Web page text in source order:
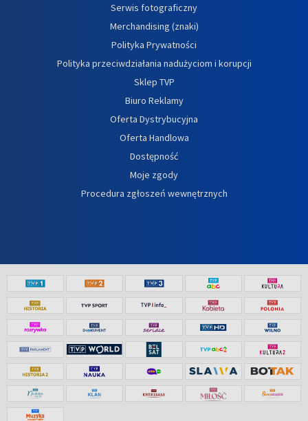
Serwis fotograficzny
Merchandising (znaki)
Polityka Prywatności
Polityka przeciwdziałania nadużyciom i korupcji
Sklep TVP
Biuro Reklamy
Oferta Dystrybucyjna
Oferta Handlowa
Dostępność
Moje zgody
Procedura zgłoszeń wewnętrznych